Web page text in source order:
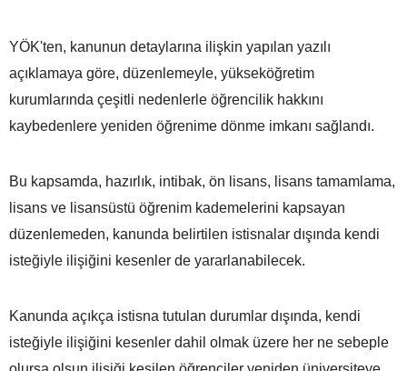
YÖK'ten, kanunun detaylarına ilişkin yapılan yazılı
açıklamaya göre, düzenlemeyle, yükseköğretim
kurumlarında çeşitli nedenlerle öğrencilik hakkını
kaybedenlere yeniden öğrenime dönme imkanı sağlandı.
Bu kapsamda, hazırlık, intibak, ön lisans, lisans tamamlama,
lisans ve lisansüstü öğrenim kademelerini kapsayan
düzenlemeden, kanunda belirtilen istisnalar dışında kendi
isteğiyle ilişiğini kesenler de yararlanabilecek.
Kanunda açıkça istisna tutulan durumlar dışında, kendi
isteğiyle ilişiğini kesenler dahil olmak üzere her ne sebeple